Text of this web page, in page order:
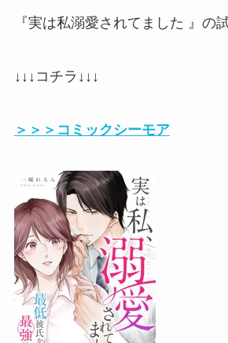
『実は私溺愛されてました 』の
↓↓↓コチラ↓↓↓
＞＞＞コミックシーモア